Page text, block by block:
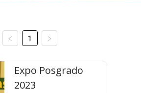
1
Expo Posgrado
2023